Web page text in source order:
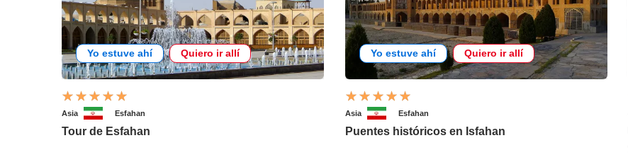
Yo estuve ahí Quiero ir allí
Asia Esfahan
Tour de Esfahan
Yo estuve ahí Quiero ir allí
Asia Esfahan
Puentes históricos en Isfahan